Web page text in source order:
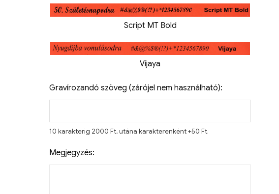
Script MT Bold
Vijaya
Gravírozandó szöveg (zárójel nem használható):
10 karakterig 2000 Ft, utána karakterenként +50 Ft.
Megjegyzés: